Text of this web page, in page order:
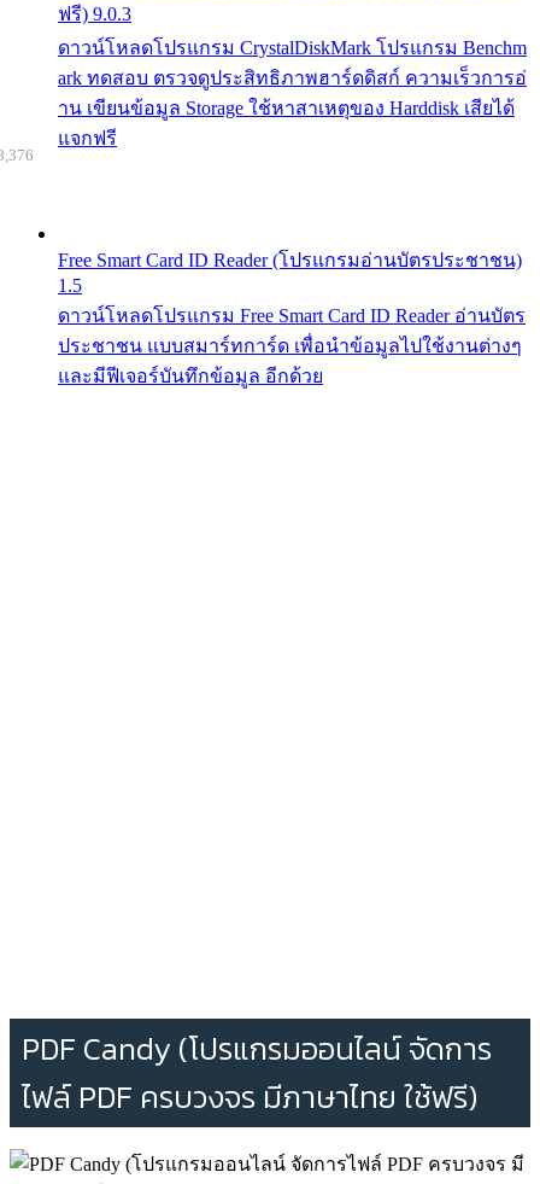
ฟรี) 9.0.3
ดาวน์โหลดโปรแกรม CrystalDiskMark โปรแกรม Benchm
ark ทดสอบ ตรวจดูประสิทธิภาพฮาร์ดดิสก์ ความเร็วการอ่
าน เขียนข้อมูล Storage ใช้หาสาเหตุของ Harddisk เสียได้
แจกฟรี
Free Smart Card ID Reader (โปรแกรมอ่านบัตรประชาชน)
1.5
ดาวน์โหลดโปรแกรม Free Smart Card ID Reader อ่านบัตร
ประชาชน แบบสมาร์ทการ์ด เพื่อนำข้อมูลไปใช้งานต่างๆ
และมีฟีเจอร์บันทึกข้อมูล อีกด้วย
PDF Candy (โปรแกรมออนไลน์ จัดการ
ไฟล์ PDF ครบวงจร มีภาษาไทย ใช้ฟรี)